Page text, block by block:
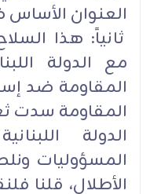
العنوان
ثانياً: هذا
مع الدولة
المقاومة ضد
المقاومة سدت
الدولة
المسؤوليات
الأطلال، قلنا